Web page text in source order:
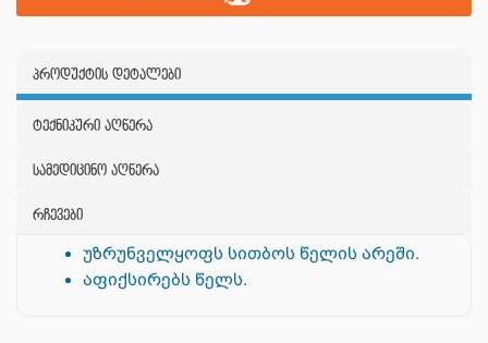
პროდუქტის დეტალები
ტექნიკური აღწერა
სამედიცინო აღწერა
რჩევები
უზრუნველყოფს სითბოს წელის არეში.
აფიქსირებს წელს.